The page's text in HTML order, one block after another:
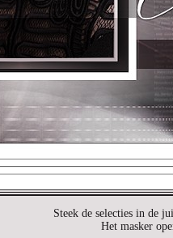
Steek de selecties in de
Het masker